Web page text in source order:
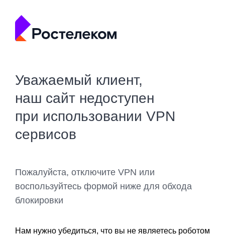
Уважаемый клиент,
наш сайт недоступен
при использовании VPN
сервисов
Пожалуйста, отключите VPN или
воспользуйтесь формой ниже для обхода
блокировки
Нам нужно убедиться, что вы не являетесь роботом